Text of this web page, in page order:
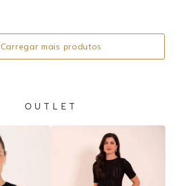
Carregar mais produtos
OUTLET